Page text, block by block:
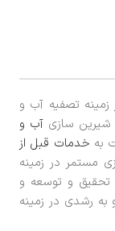
تصفیه آب و
شیرین سازی آب و
به خدمات قبل از
مستمر در زمینه
تحقیق و توسعه و
به رشدی در زمینه